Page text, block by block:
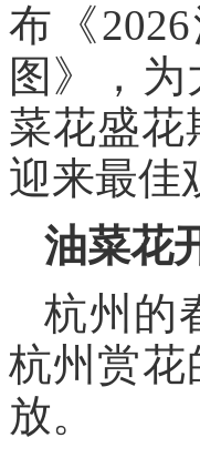
布《
图》，
菜花盛花
迎来最佳
油菜花
杭州的
杭州赏花
放。